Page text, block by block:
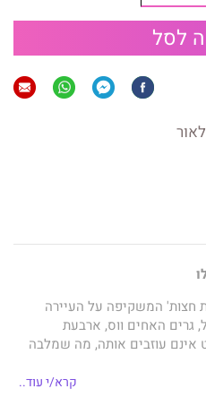
לסל
חצות' המשקיפה על העיירה
גרים האחים ווס, ארבעת
אינם עוזבים אותה, מה שמלבה
בחיי נתלש ממני, ואני
קרא/י עוד..